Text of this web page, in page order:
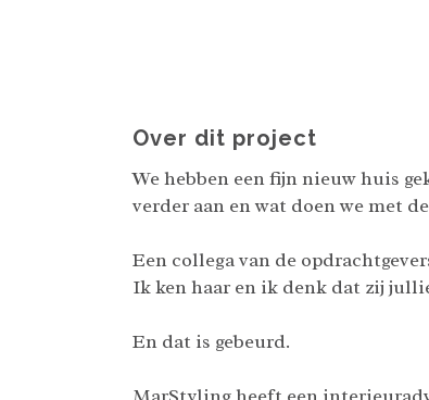
Over dit project
We hebben een fijn nieuw huis
verder aan en wat doen we met
Een collega van de
Ik ken haar en ik denk dat zij
En dat is gebeurd.
MarStyling heeft een